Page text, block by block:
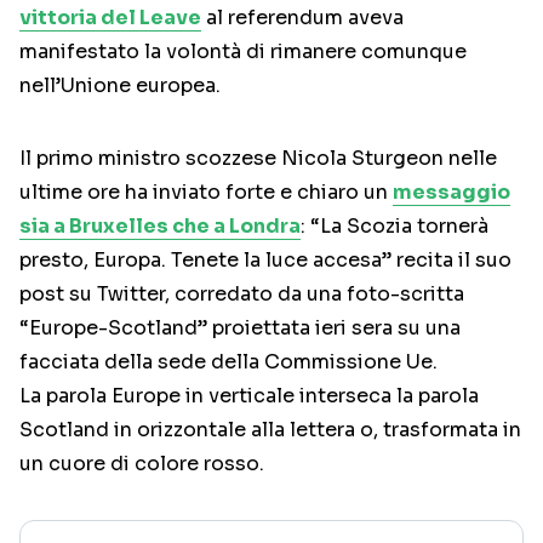
vittoria del Leave al referendum aveva
manifestato la volontà di rimanere comunque
nell’Unione europea.
Il primo ministro scozzese Nicola Sturgeon nelle
ultime ore ha inviato forte e chiaro un messaggio
sia a Bruxelles che a Londra: “La Scozia tornerà
presto, Europa. Tenete la luce accesa” recita il suo
post su Twitter, corredato da una foto-scritta
“Europe-Scotland” proiettata ieri sera su una
facciata della sede della Commissione Ue.
La parola Europe in verticale interseca la parola
Scotland in orizzontale alla lettera o, trasformata in
un cuore di colore rosso.